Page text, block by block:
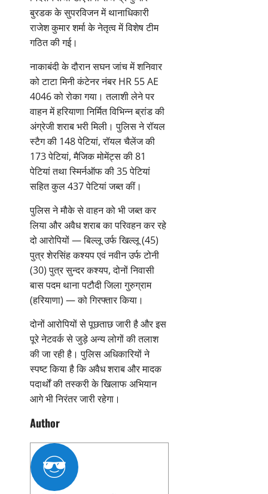
बुरडक के सुपरविजन में थानाधिकारी
राजेश कुमार शर्मा के नेतृत्व में विशेष टीम
गठित की गई।
नाकाबंदी के दौरान सघन जांच में शनिवार
को टाटा मिनी कंटेनर नंबर HR 55 AE
4046 को रोका गया। तलाशी लेने पर
वाहन में हरियाणा निर्मित विभिन्न ब्रांड की
अंग्रेजी शराब भरी मिली। पुलिस ने रॉयल
स्टैग की 148 पेटियां, रॉयल चैलेंज की
173 पेटियां, मैजिक मोमेंट्स की 81
पेटियां तथा स्मिर्नऑफ की 35 पेटियां
सहित कुल 437 पेटियां जब्त कीं।
पुलिस ने मौके से वाहन को भी जब्त कर
लिया और अवैध शराब का परिवहन कर रहे
दो आरोपियों — बिल्लू उर्फ खिल्लू (45)
पुत्र शेरसिंह कश्यप एवं नवीन उर्फ टोनी
(30) पुत्र सुन्दर कश्यप, दोनों निवासी
बास पदम थाना पटौदी जिला गुरुग्राम
(हरियाणा) — को गिरफ्तार किया।
दोनों आरोपियों से पूछताछ जारी है और इस
पूरे नेटवर्क से जुड़े अन्य लोगों की तलाश
की जा रही है। पुलिस अधिकारियों ने
स्पष्ट किया है कि अवैध शराब और मादक
पदार्थों की तस्करी के खिलाफ अभियान
आगे भी निरंतर जारी रहेगा।
Author